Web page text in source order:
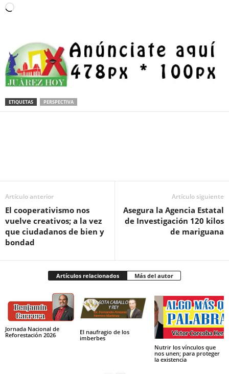
Loading…
ETIQUETAS PERSPECTIVA
Artículo anterior
El cooperativismo nos
vuelve creativos; a la vez
que ciudadanos de bien y
bondad
Artículo siguiente
Asegura la Agencia Estatal
de Investigación 120 kilos
de mariguana
Artículos relacionados Más del autor
Jornada Nacional de
Reforestación 2026
El naufragio de los
imberbes
Nutrir los vínculos que
nos unen; para proteger
la existencia